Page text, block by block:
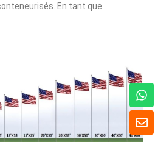
En tant que
E
n
W
h
a
t
s